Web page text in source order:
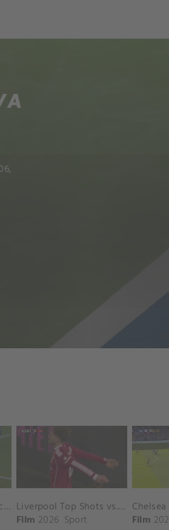
Aston Villa with a Spectacular Goal vs. Nottingham Forest
Liverpool Top Shots vs. Fulham
Film 2026 Sport
Film